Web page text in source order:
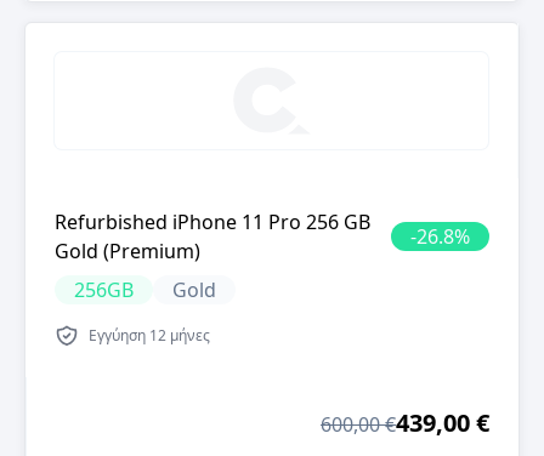
Refurbished iPhone 11 Pro 256 GB
Gold (Premium)
-26.8%
256GB
Gold
Εγγύηση 12 μήνες
600,00 €439,00 €